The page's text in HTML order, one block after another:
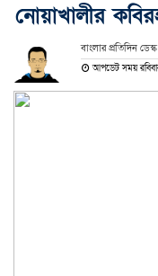
নোয়াখালীর
বাংলার প্রতিদিন
আপডেট সময়